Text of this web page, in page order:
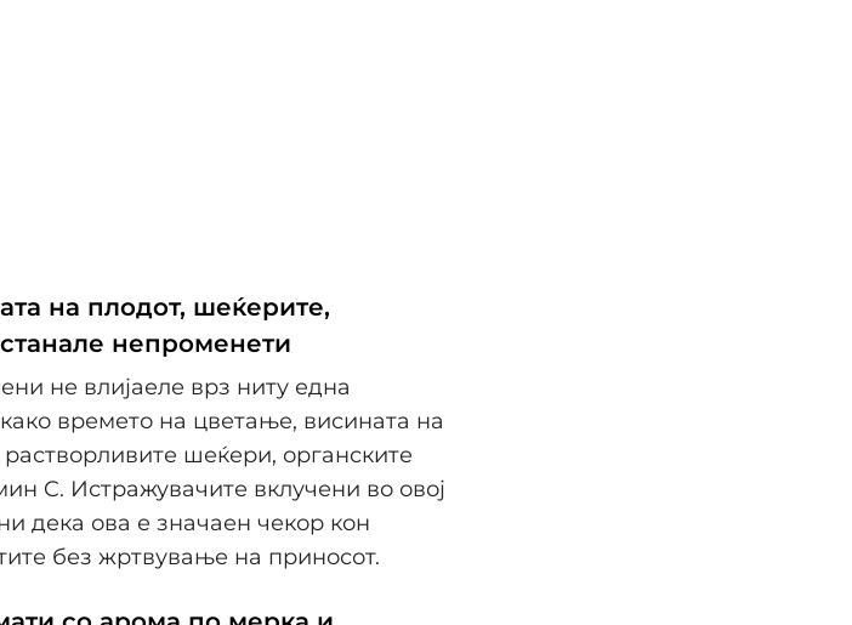
на плодот, шеќерите,
непроменети
не влијаеле врз ниту една
времето на цветање, висината на
шеќери, органските
C. Истражувачите вклучени во овој
дека ова е значаен чекор кон
без жртвување на приносот.